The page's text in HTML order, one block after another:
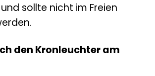
sollte nicht im Freien
den Kronleuchter am